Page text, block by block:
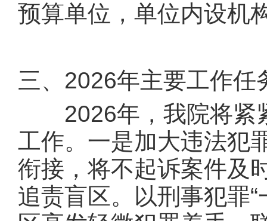
预算单位，单位内设机
三、2026年主要工作任
2026年，我院将紧
工作。一是加大违法犯
衔接，将不起诉案件及
追责盲区。以刑事犯罪